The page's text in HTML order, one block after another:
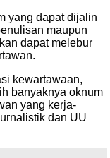
yang dapat dijalin
maupun
dapat melebur
kewartawaan,
banyaknya oknum
yang kerja-
dan UU